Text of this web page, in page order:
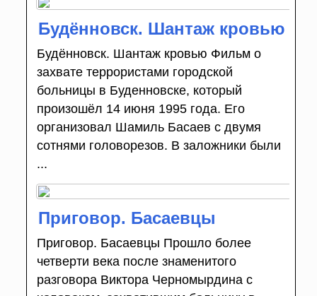
Будённовск. Шантаж кровью
Будённовск. Шантаж кровью Фильм о
захвате террористами городской
больницы в Буденновске, который
произошёл 14 июня 1995 года. Его
организовал Шамиль Басаев с двумя
сотнями головорезов. В заложники были
...
Приговор. Басаевцы
Приговор. Басаевцы Прошло более
четверти века после знаменитого
разговора Виктора Черномырдина с